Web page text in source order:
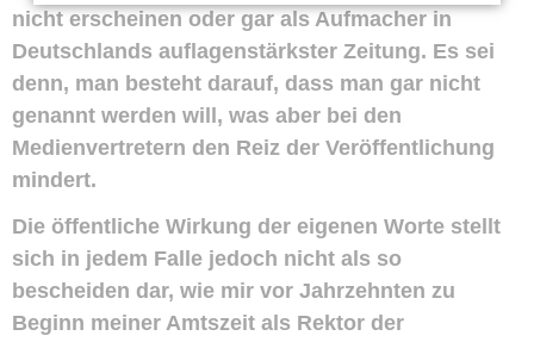
nicht erscheinen oder gar als Aufmacher in
Deutschlands auflagenstärkster Zeitung. Es sei
denn, man besteht darauf, dass man gar nicht
genannt werden will, was aber bei den
Medienvertretern den Reiz der Veröffentlichung
mindert.
Die öffentliche Wirkung der eigenen Worte stellt
sich in jedem Falle jedoch nicht als so
bescheiden dar, wie mir vor Jahrzehnten zu
Beginn meiner Amtszeit als Rektor der